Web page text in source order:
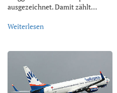
ausgezeichnet. Damit zählt…
Weiterlesen